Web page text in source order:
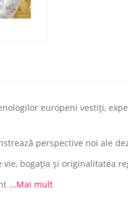
europeni vestiți,
perspective noi ale
bogaţia şi originalitatea
...Mai mult